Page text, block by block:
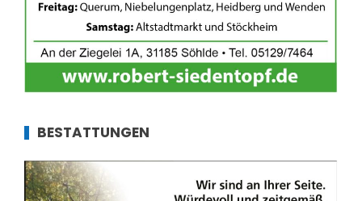
BESTATTUNGEN